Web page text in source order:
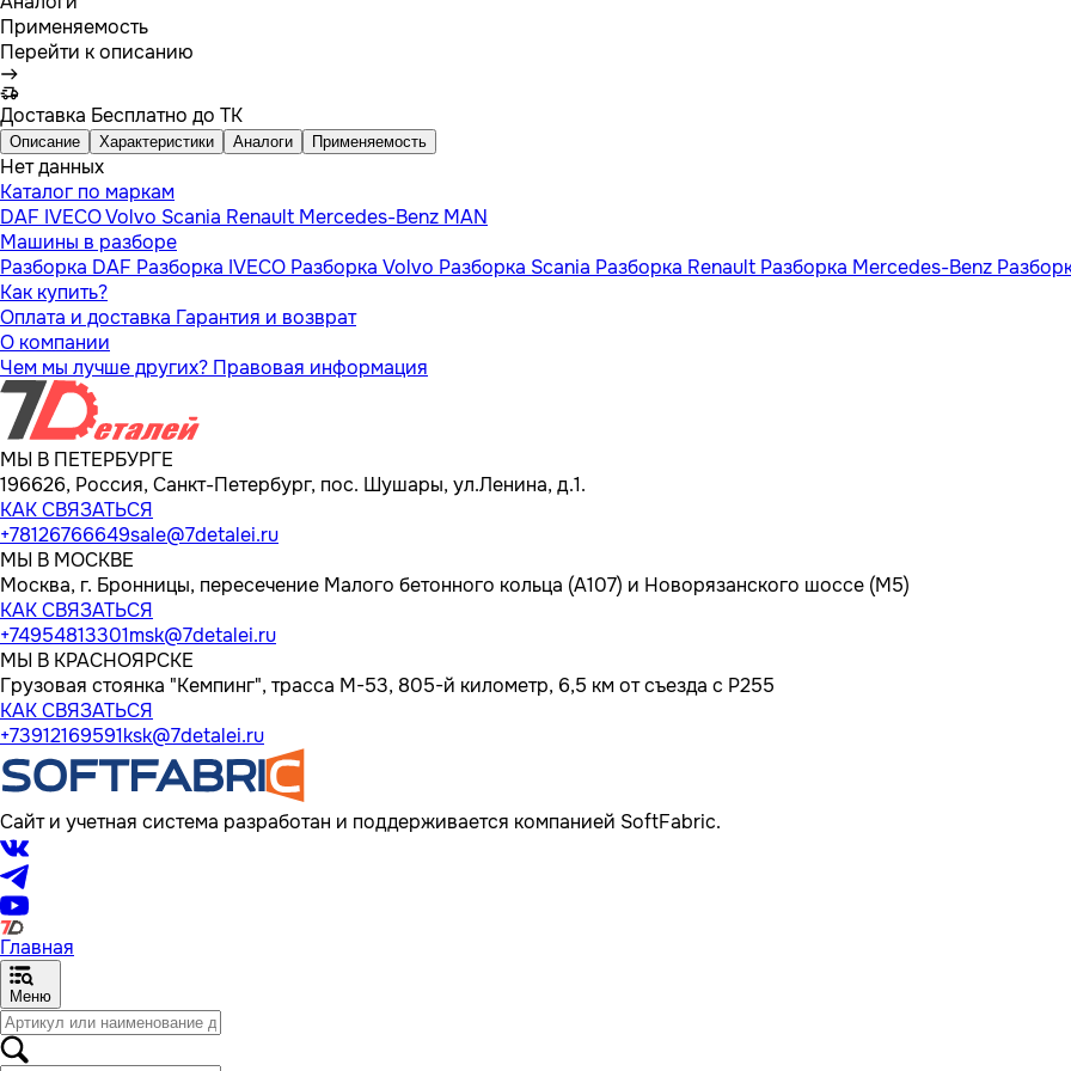
Применяемость
Перейти к описанию
Доставка Бесплатно до ТК
Описание Характеристики Аналоги Применяемость
Нет данных
Каталог по маркам
DAF IVECOVolvo Scania Renault Mercedes-Benz MAN
Машины в разборе
Разборка DAF Разборка IVECO Разборка Volvo Разборка Scania Разборка Renault Разборка Mercedes-Benz
Как купить?
Оплата и доставка Гарантия и возврат
О компании
Чем мы лучше других? Правовая информация
МЫ В ПЕТЕРБУРГЕ
196626, Россия, Санкт-Петербург, пос. Шушары, ул.Ленина, д.1.
КАК СВЯЗАТЬСЯ
+78126766649sale@7detalei.ru
МЫ В МОСКВЕ
Москва, г. Бронницы, пересечение Малого бетонного кольца (А107) и Новорязанского шоссе (М5)
КАК СВЯЗАТЬСЯ
+74954813301msk@7detalei.ru
МЫ В КРАСНОЯРСКЕ
Грузовая стоянка "Кемпинг", трасса M-53, 805-й километр, 6,5 км от съезда с Р255
КАК СВЯЗАТЬСЯ
+73912169591ksk@7detalei.ru
Сайт и учетная система разработан и поддерживается компанией SoftFabric.
Главная
Меню